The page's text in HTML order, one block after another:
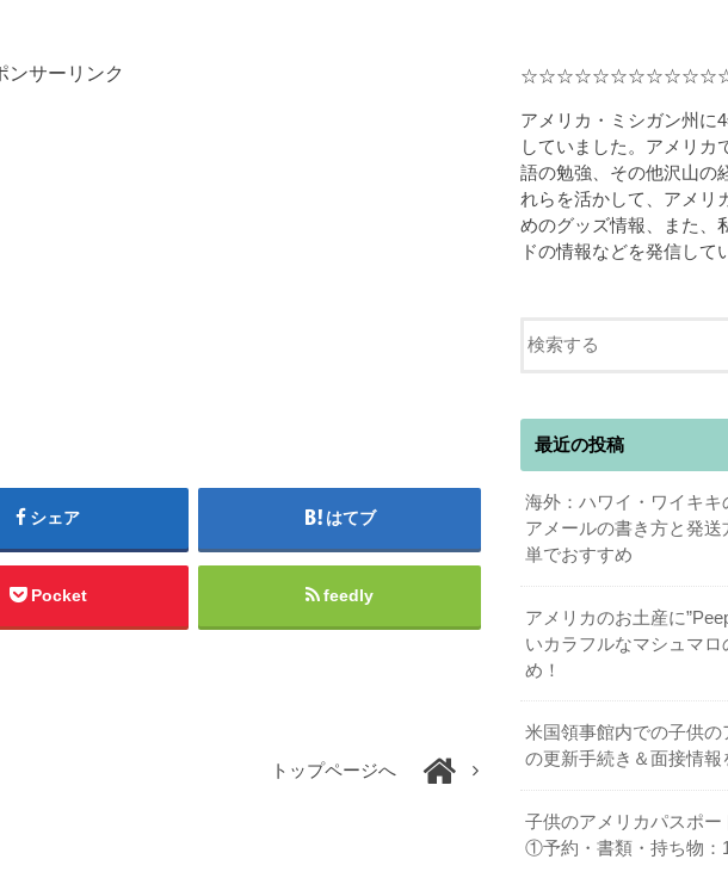
ンサーリンク
シェア はてブ
Pocket feedly
トップページへ
アメリカ・ミシガン州に
していました。アメリカ
語の勉強、その他沢山の
れらを活かして、アメリ
めのグッズ情報、また、
ドの情報などを発信して
最近の投稿
海外：ハワイ・ワイキ
アメールの書き方と発
単でおすすめ
アメリカのお土産に
いカラフルなマシュマ
め！
米国領事館内での子供の
の更新手続き＆面接情報
子供のアメリカパスポ
①予約・書類・持ち物：